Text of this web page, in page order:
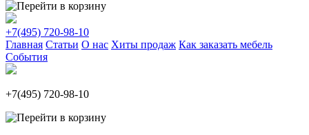
+7(495) 720-98-10
Главная Статьи О нас Хиты продаж Как заказать мебель
События
+7(495) 720-98-10